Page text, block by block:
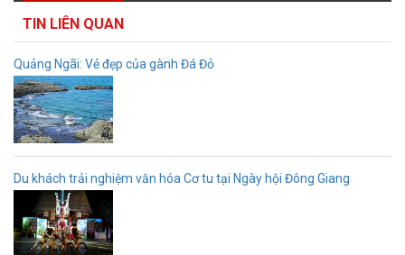
TIN LIÊN QUAN
Quảng Ngãi: Vẻ đẹp của gành Đá Đỏ
Du khách trải nghiệm văn hóa Cơ tu tại Ngày hội Đông Giang